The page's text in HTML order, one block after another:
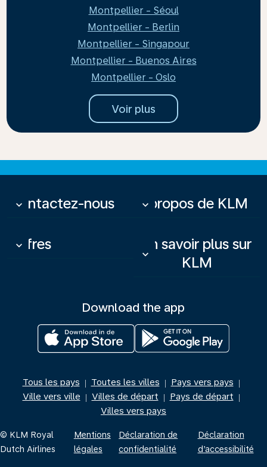
Montpellier - Séoul
Montpellier - Berlin
Montpellier - Singapour
Montpellier - Buenos Aires
Montpellier - Oslo
Voir plus
Contactez-nous
keyboard_arrow_down À propos de KLM
keyboard_arrow_down
Offres
keyboard_arrow_down
En savoir plus sur
KLM
keyboard_arrow_down
Download the app
Tous les pays | Toutes les villes | Pays vers pays |
Ville vers ville | Villes de départ | Pays de départ |
Villes vers pays
© KLM Royal
Dutch Airlines
Mentions
légales
Déclaration de
confidentialité
Déclaration
d’accessibilité